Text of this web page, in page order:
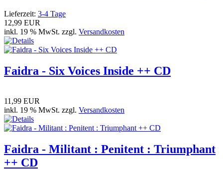
Lieferzeit: 3-4 Tage
12,99 EUR
inkl. 19 % MwSt. zzgl. Versandkosten
Faidra - Six Voices Inside ++ CD
11,99 EUR
inkl. 19 % MwSt. zzgl. Versandkosten
Faidra - Militant : Penitent : Triumphant
++ CD